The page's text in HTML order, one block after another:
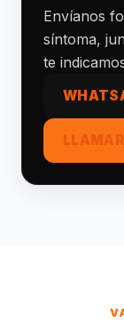
Envíanos
síntoma,
te